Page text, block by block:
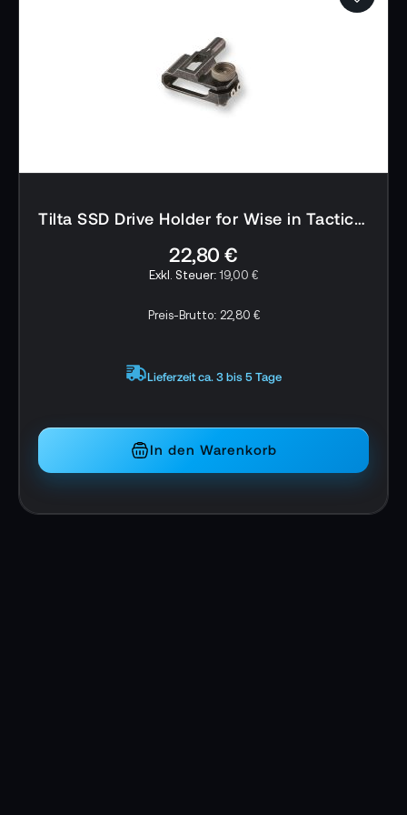
1x Wise Portable SSD 2 TB
1x Blitzschuhhalterung
1x USB-Kabel
Tilta SSD Drive Holder for Wise in Tactical Finish - TA-SSDH-WS
22,80 €
19,00 €
Preis-Brutto: 22,80 €
Lieferzeit ca. 3 bis 5 Tage
In den Warenkorb